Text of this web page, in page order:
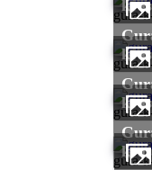
gura-
gura-
gura-k-cerkvici-nad-
gura-
gura-k-cerkvici-nad-
gura-
gura-k-cerkvici-nad-